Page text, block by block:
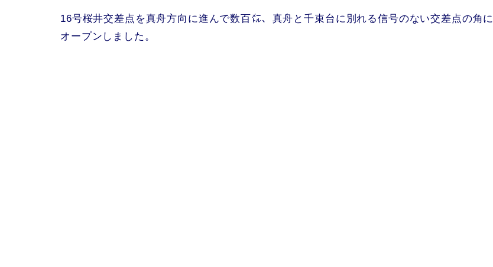
16号桜井交差点を真舟方向に進んで数百㍍、真舟と千束台に別れる信号のない交差点の角に
オープンしました。